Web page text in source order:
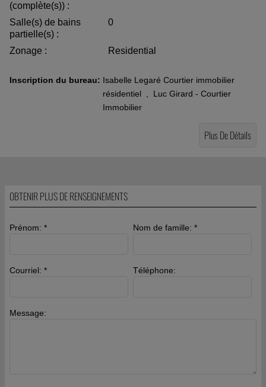
(complète(s)) :
Salle(s) de bains
partielle(s) :
0
Zonage : Residential
Inscription du bureau: Isabelle Legaré Courtier immobilier
résidentiel
Luc Girard - Courtier
Immobilier
Plus De Détails
OBTENIR PLUS DE RENSEIGNEMENTS
Prénom: * Nom de famille: *
Courriel: * Téléphone:
Message: